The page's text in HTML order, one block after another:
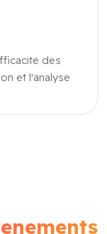
des
et l'analyse